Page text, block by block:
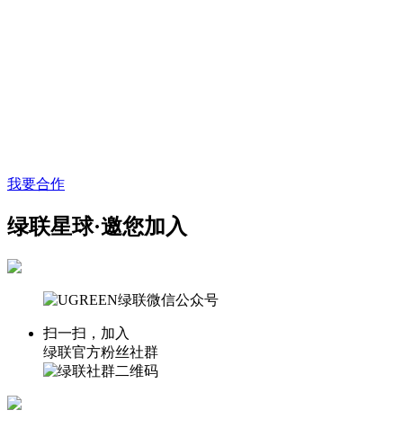
我要合作
绿联星球·邀您加入
扫一扫，加入
绿联官方粉丝社群